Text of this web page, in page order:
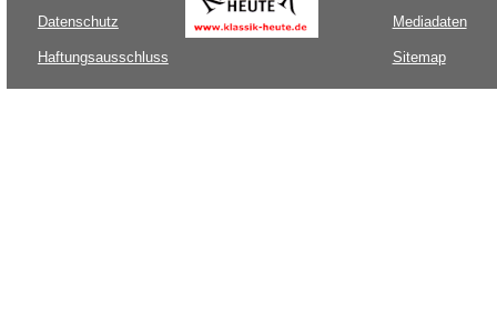
Datenschutz
Haftungsausschluss
Mediadaten
Sitemap